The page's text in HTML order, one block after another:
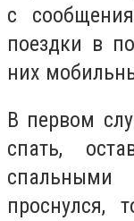
с
поездки в
них
В первом
спать,
проснулся,